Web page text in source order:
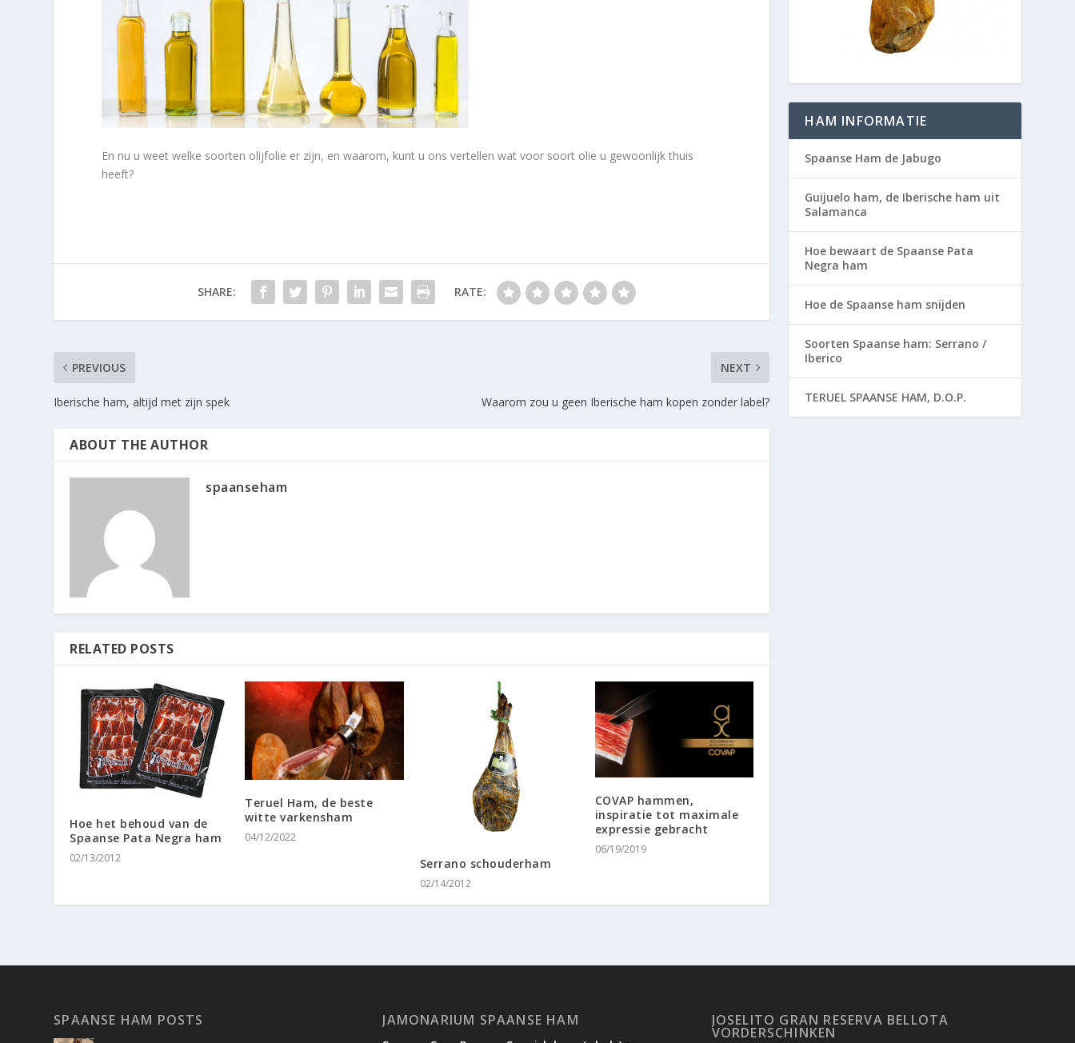
En nu u weet welke soorten olijfolie er zijn, en waarom, kunt u ons vertellen wat voor soort olie u gewoonlijk thuis
heeft?
SHARE: RATE:
PREVIOUS
Iberische ham, altijd met zijn spek
NEXT
Waarom zou u geen Iberische ham kopen zonder label?
ABOUT THE AUTHOR
spaanseham
RELATED POSTS
Hoe het behoud van de
Spaanse Pata Negra ham
02/13/2012
Teruel Ham, de beste
witte varkensham
04/12/2022
Serrano schouderham
02/14/2012
COVAP hammen,
inspiratie tot maximale
expressie gebracht
06/19/2019
HAM INFORMATIE
Spaanse Ham de Jabugo
Guijuelo ham, de Iberische ham uit
Salamanca
Hoe bewaart de Spaanse Pata
Negra ham
Hoe de Spaanse ham snijden
Soorten Spaanse ham: Serrano /
Iberico
TERUEL SPAANSE HAM, D.O.P.
SPAANSE HAM POSTS JAMONARIUM SPAANSE HAM JOSELITO GRAN RESERVA BELLOTA
VORDERSCHINKEN